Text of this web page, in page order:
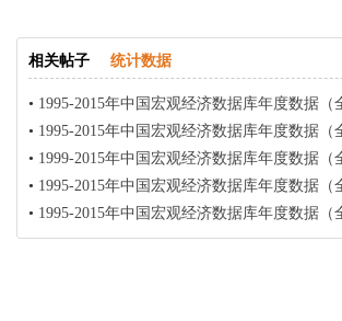
相关帖子 统计数据
• 1995-2015年中国宏观经济数据库年度数据（全国）价格指数居民消费价格指数城市居民消费价格指数（上年=100）食品类城市居民消费
• 1995-2015年中国宏观经济数据库年度数据（全国）价格指数居民消费价格指数农村居民消费价格指数（上年=100）家庭设备用品及服务类农
• 1999-2015年中国宏观经济数据库年度数据（全国）价格指数居民消费价格指数城市居民消费价格指数（上年=100）食品类城市居民消费
• 1995-2015年中国宏观经济数据库年度数据（全国）价格指数居民消费价格指数城市居民消费价格指数（上年=100）食品类城市居民消费
• 1995-2015年中国宏观经济数据库年度数据（全国）价格指数居民消费价格指数城市居民消费价格指数（上年=100）居住类城市居民消费